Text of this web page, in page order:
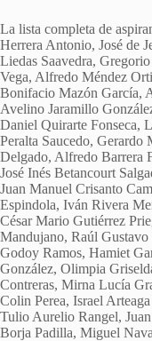
La lista completa de
Herrera Antonio, José de
Liedas Saavedra,
Vega, Alfredo Méndez
Bonifacio Mazón García,
Avelino Jaramillo
Daniel Quirarte Fonseca,
Peralta Saucedo,
Delgado, Alfredo Barrera
José Inés Betancourt
Juan Manuel Crisanto
Espindola, Iván Rivera
César Mario Gutiérrez
Mandujano, Raúl
Godoy Ramos, Hamiet
González, Olimpia
Contreras, Mirna Lucía
Colin Perea, Israel
Tulio Aurelio Rangel,
Borja Padilla, Miguel